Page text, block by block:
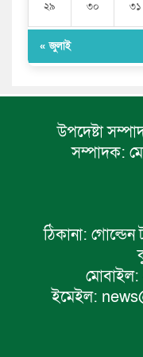
২৯ ৩০ ৩১
« জুলাই
উপদেষ্টা
সম্পাদক:
ঠিকানা: গোল্ডেন
মোবাইল:
ইমেইল: